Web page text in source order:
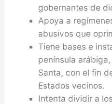
gobernantes de
Apoya a
abusivos que
Tiene bases e
península
Santa, con el fin
Estados vecinos.
Intenta dividir a